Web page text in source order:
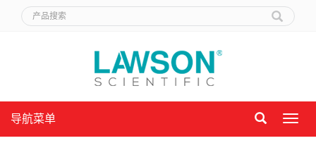
导
导航菜单